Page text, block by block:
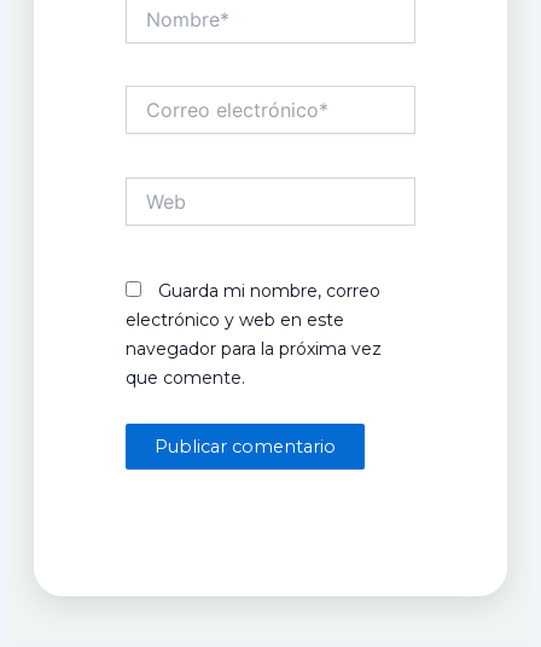
electrónico*
Guarda mi nombre, correo
electrónico y web en este
navegador para la próxima vez
que comente.